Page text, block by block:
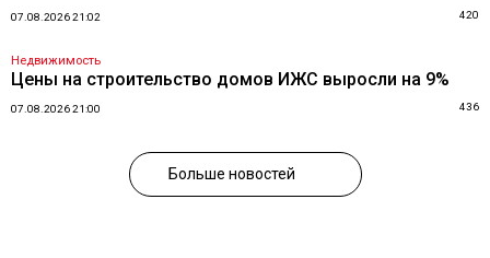
07.08.2026 21:02 420
Недвижимость
Цены на строительство домов ИЖС выросли на 9%
07.08.2026 21:00 436
Больше новостей